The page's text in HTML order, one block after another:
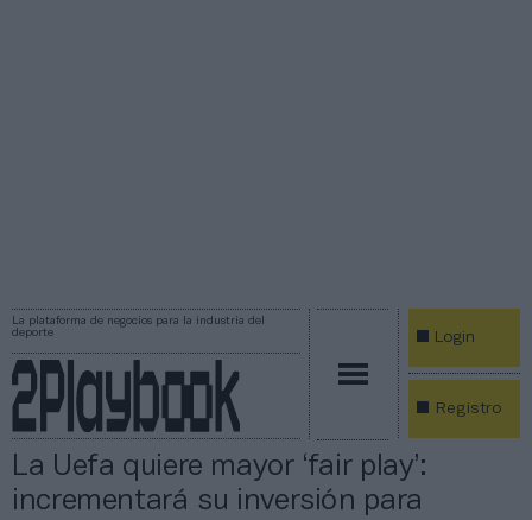
La plataforma de negocios para la industria del
deporte
Login
Registro
La Uefa quiere mayor ‘fair play’:
incrementará su inversión para